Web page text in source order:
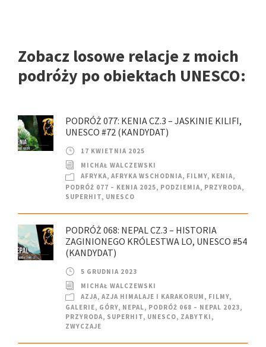
Zobacz losowe relacje z moich
podróży po obiektach UNESCO:
PODRÓŻ 077: KENIA CZ.3 – JASKINIE KILIFI,
UNESCO #72 (KANDYDAT)
17 KWIETNIA 2025
MICHAŁ WALCZEWSKI
AFRYKA, AFRYKA WSCHODNIA, FILMY, KENIA,
PODRÓŻ 077 – KENIA 2025, PODZIEMIA, PRZYRODA,
SUPERHIT, UNESCO
PODRÓŻ 068: NEPAL CZ.3 – HISTORIA
ZAGINIONEGO KRÓLESTWA LO, UNESCO #54
(KANDYDAT)
5 GRUDNIA 2023
MICHAŁ WALCZEWSKI
AZJA, AZJA HIMALAJE I KARAKORUM , FILMY,
GALERIE, GÓRY, NEPAL, PODRÓŻ 068 – NEPAL 2023,
PRZYRODA, SUPERHIT, UNESCO, ZABYTKI ,
ZWYCZAJE